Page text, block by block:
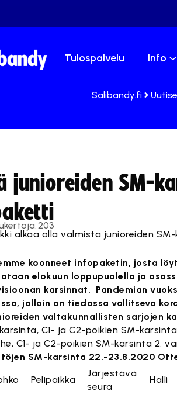
Tulospalvelu Info
Salibandy.fi
junioreiden SM-
203
alkaa olla valmista junioreiden
koonneet infopaketin, josta
elokuun loppupuolella ja
karsinnat. Pandemian
jolloin on tiedossa vallitseva
valtakunnallisten sarjojen
C1- ja C2-poikien SM-
C1- ja C2-poikien SM-karsinta 2.
SM-karsinta 22.-23.8.2020
Pelipaikka
Järjestävä
seura
Halli